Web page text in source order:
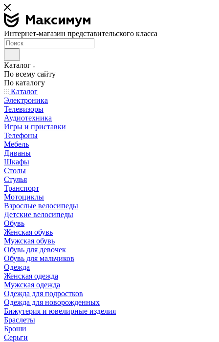
Интернет-магазин представительского класса
Каталог
По всему сайту
По каталогу
Каталог
Электроника
Телевизоры
Аудиотехника
Игры и приставки
Телефоны
Мебель
Диваны
Шкафы
Столы
Стулья
Транспорт
Мотоциклы
Взрослые велосипеды
Детские велосипеды
Обувь
Женская обувь
Мужская обувь
Обувь для девочек
Обувь для мальчиков
Одежда
Женская одежда
Мужская одежда
Одежда для подростков
Одежда для новорожденных
Бижутерия и ювелирные изделия
Браслеты
Броши
Серьги